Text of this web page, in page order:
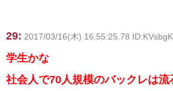
29: 2017/03/16(木) 16:55:25.78
学生かな
社会人で70人規模のバックレは